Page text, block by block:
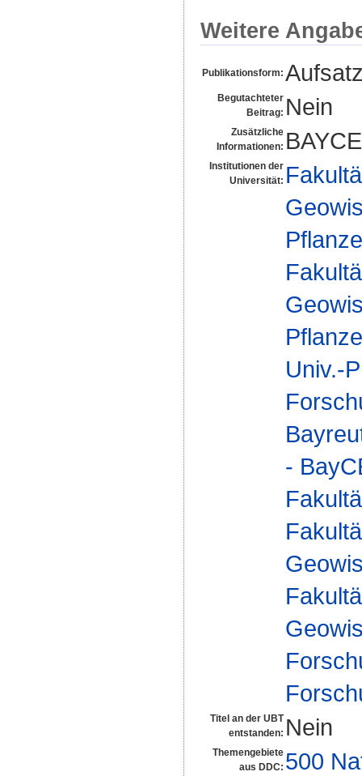
Weitere
Publikationsform:
Begutachteter
Beitrag: Nein
Zusätzliche
Informationen:
Institutionen der
Universität:
Univ.-
-
Titel an der UBT
entstanden: Nein
Themengebiete
aus DDC: 500